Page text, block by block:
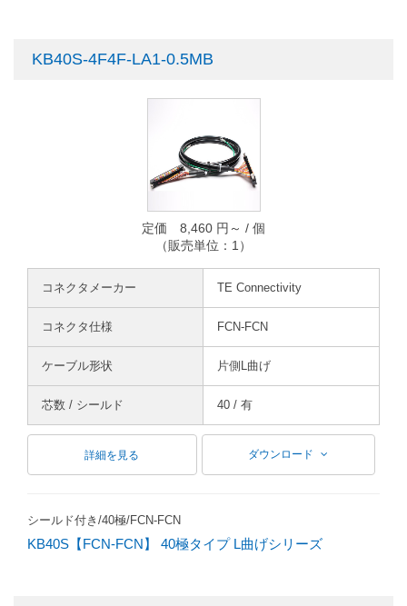
KB40S-4F4F-LA1-0.5MB
定価 8,460 円～ / 個
（販売単位：1）
コネクタメーカー TE Connectivity
コネクタ仕様 FCN-FCN
ケーブル形状 片側L曲げ
芯数 / シールド 40 / 有
詳細を見る ダウンロード
シールド付き/40極/FCN-FCN
KB40S【FCN-FCN】 40極タイプ L曲げシリーズ